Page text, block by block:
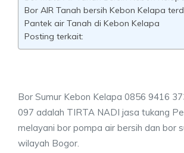
Bor AIR Tanah bersih Kebon Kelapa
Pantek air Tanah di Kebon Kelapa
Posting terkait:
Bor Sumur Kebon Kelapa 0856 9416
097 adalah TIRTA NADI jasa tukang
melayani bor pompa air bersih dan bor
wilayah Bogor.